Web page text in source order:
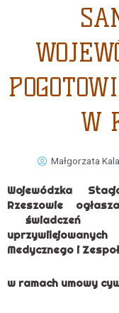
W
Małgorzata
Wojewódzka
Rzeszowie
świadczeń
Medycznego i
w ramach umowy